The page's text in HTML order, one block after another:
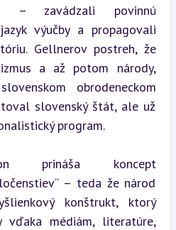
– zavádzali povinnú
výučby a propagovali
Gellnerov postreh, že
a až potom národy,
obrodeneckom
slovenský štát, ale už
program.
prináša koncept
– teda že národ
konštrukt, ktorý
vďaka médiám, literatúre,